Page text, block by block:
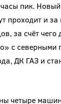
пик. Новый
проходит и за
за счёт чего
с северными
ДК ГАЗ и
четыре